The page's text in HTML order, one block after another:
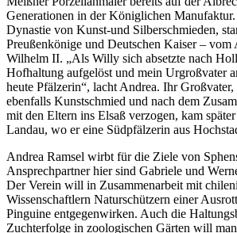
Generationen in der Königlichen
Dynastie von Kunst-und Silberschmieden,
Preußenkönige und Deutschen Kaiser – vom
Wilhelm II. „Als Willy sich absetzte nach
Hofhaltung aufgelöst und mein Urgroßvater
heute Pfälzerin“, lacht Andrea. Ihr
ebenfalls Kunstschmied und nach dem
mit den Eltern ins Elsaß verzogen, kam
Landau, wo er eine Südpfälzerin aus
Andrea Ramsel wirbt für die Ziele von
Ansprechpartner hier sind Gabriele und
Der Verein will in Zusammenarbeit mit
Wissenschaftlern Naturschützern einer
Pinguine entgegenwirken. Auch die
Zuchterfolge in zoologischen Gärten will